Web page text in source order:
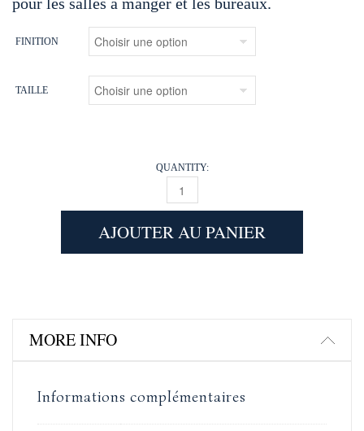
FINITION
TAILLE
QUANTITY:
BAKED CHERRY (14) QUANTITY
AJOUTER AU PANIER
MORE INFO
Informations complémentaires